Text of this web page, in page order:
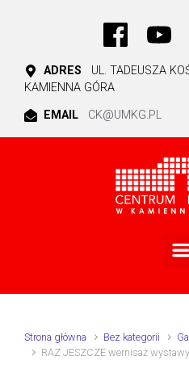
ADRES
UL. TADEUSZA
KAMIENNA GÓRA
EMAIL
CK@UMKG.PL
Strona główna Bez kategorii
RAZ JESZCZE wernisaż